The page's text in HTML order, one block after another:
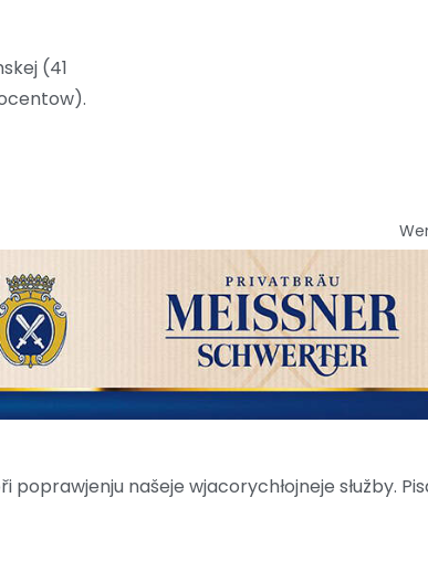
(41
našeje wjacorychłojneje słužby.